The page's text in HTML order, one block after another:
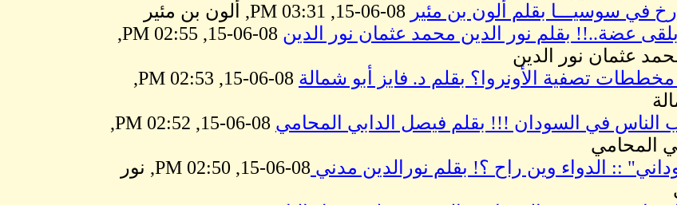
في سوسيـــا بقلم ألون بن مئير
عضة..!! بقلم نور الدين محمد عثمان نور الدين
08-06-15, 02:55 PM,
عثمان نور الدين
تصفية الأونروا؟ بقلم د. فايز أبو شمالة
08-06-15, 02:53 PM,
الناس في السودان !!! بقلم فيصل الدابي المحامي
08-06-15, 02:52 PM,
المحامي
:: الدواء وين راح ؟! بقلم نورالدين مدني
08-06-15, 02:50 PM, نور